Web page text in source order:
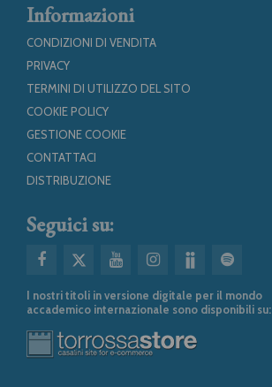
Informazioni
CONDIZIONI DI VENDITA
PRIVACY
TERMINI DI UTILIZZO DEL SITO
COOKIE POLICY
GESTIONE COOKIE
CONTATTACI
DISTRIBUZIONE
Seguici su:
I nostri titoli in versione digitale per il mondo
accademico internazionale sono disponibili su: